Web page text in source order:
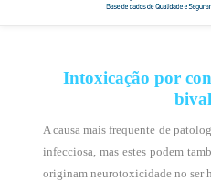
Intoxicação por
A causa mais frequente de
infecciosa, mas estes podem
originam neurotoxicidade no ser